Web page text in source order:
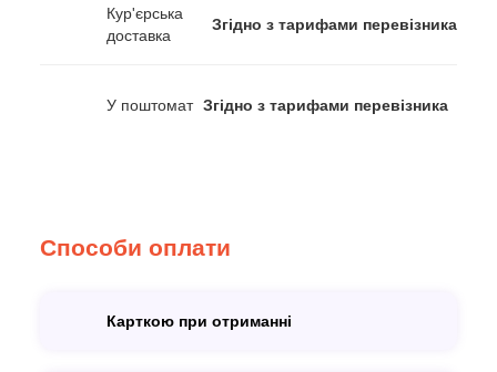
Кур'єрська
доставка
Згідно з тарифами перевізника
У поштомат Згідно з тарифами перевізника
Способи оплати
Карткою при отриманні